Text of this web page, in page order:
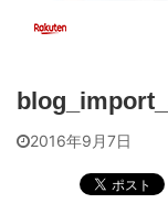
2016年9月7日